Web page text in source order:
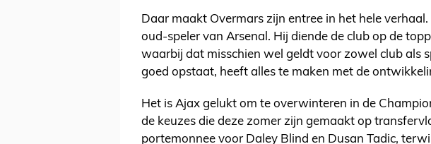
Daar maakt Overmars zijn entree in het hele
oud-speler van Arsenal. Hij diende de club op de
waarbij dat misschien wel geldt voor zowel club als
goed opstaat, heeft alles te maken met de
Het is Ajax gelukt om te overwinteren in de
de keuzes die deze zomer zijn gemaakt op
portemonnee voor Daley Blind en Dusan Tadic,